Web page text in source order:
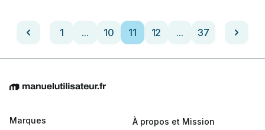
1 ... 10 11 12 ... 37
Marques
À propos et Mission